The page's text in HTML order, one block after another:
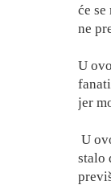
će
ne
U
jer
U
stalo